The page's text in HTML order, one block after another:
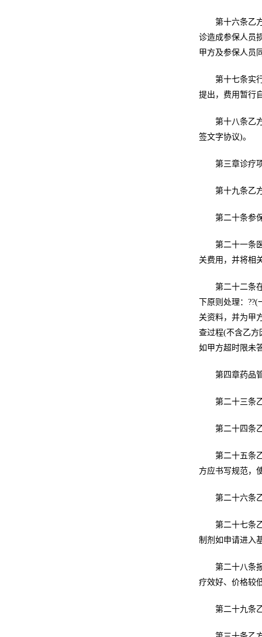
第十六条乙
诊造成参保人员
甲方及参保人员
第十七条实
提出，费用暂行
第十八条乙
签文字协议)。
第三章诊疗
第十九条乙
第二十条参
第二十一条
关费用，并将相
第二十二条
下原则处理：
关资料，并为甲
查过程(不含乙方
如甲方超时限未
第四章药品
第二十三条
第二十四条
第二十五条
方应书写规范，
第二十六条
第二十七条
制剂如申请进入
第二十八条
疗效好、价格较
第二十九条